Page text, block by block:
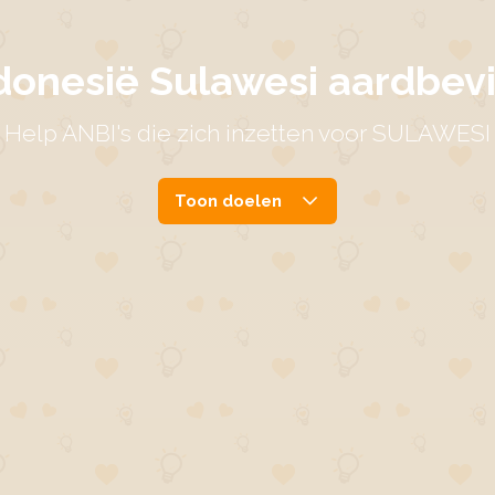
Sulawesi
Help ANBI's die zich inzetten voor SULAWESI
Toon doelen